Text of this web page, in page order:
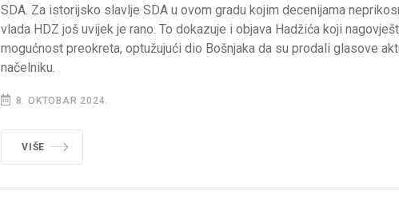
SDA. Za istorijsko slavlje SDA u ovom gradu kojim decenijama
vlada HDZ još uvijek je rano. To dokazuje i objava Hadžića koji
mogućnost preokreta, optužujući dio Bošnjaka da su prodali glasove
načelniku.
8. OKTOBAR 2024.
VIŠE